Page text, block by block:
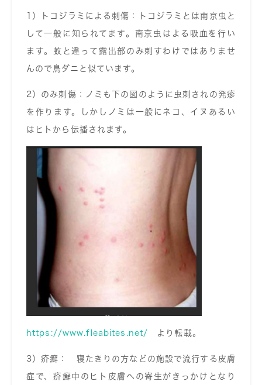
1）トコジラミによる刺傷：トコジラミとは南京虫と
して一般に知られてます。南京虫はよる吸血を行い
ます。蚊と違って露出部のみ刺すわけではありませ
んので鳥ダニと似ています。
2）のみ刺傷：ノミも下の図のように虫刺されの発疹
を作ります。しかしノミは一般にネコ、イヌあるい
はヒトから伝播されます。
https://www.fleabites.net/ より転載。
3）疥癬： 寝たきりの方などの施設で流行する皮膚
症で、疥癬中のヒト皮膚への寄生がきっかけとなり